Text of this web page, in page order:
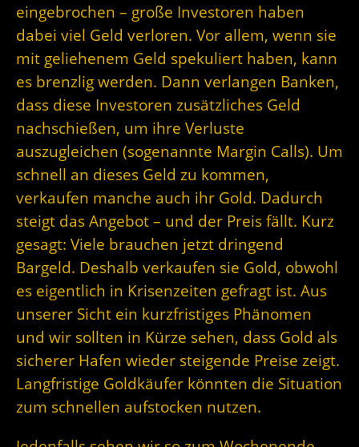
eingebrochen – große Investoren haben
dabei viel Geld verloren. Vor allem, wenn sie
mit geliehenem Geld spekuliert haben, kann
es brenzlig werden. Dann verlangen Banken,
dass diese Investoren zusätzliches Geld
nachschießen, um ihre Verluste
auszugleichen (sogenannte Margin Calls). Um
schnell an dieses Geld zu kommen,
verkaufen manche auch ihr Gold. Dadurch
steigt das Angebot – und der Preis fällt. Kurz
gesagt: Viele brauchen jetzt dringend
Bargeld. Deshalb verkaufen sie Gold, obwohl
es eigentlich in Krisenzeiten gefragt ist. Aus
unserer Sicht ein kurzfristiges Phänomen
und wir sollten in Kürze sehen, dass Gold als
sicherer Hafen wieder steigende Preise zeigt.
Langfristige Goldkäufer könnten die Situation
zum schnellen aufstocken nutzen.